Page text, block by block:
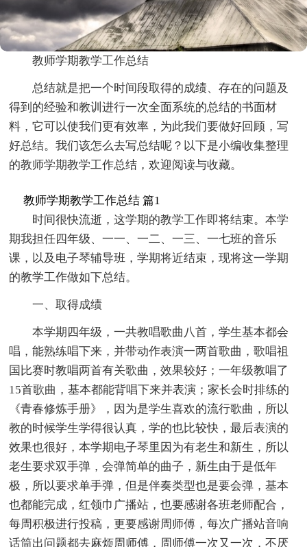
教师学期教学工作总结
总结就是把一个时间段取得的成绩、存在的问题及
得到的经验和教训进行一次全面系统的总结的书面材
料，它可以使我们更有效率，为此我们要做好回顾，写
好总结。我们该怎么去写总结呢？以下是小编收集整理
的教师学期教学工作总结，欢迎阅读与收藏。
教师学期教学工作总结 篇1
时间很快流逝，这学期的教学工作即将结束。本学
期我担任四年级、一一、一二、一三、一七班的音乐
课，以及电子琴辅导班，学期将近结束，现将这一学期
的教学工作做如下总结。
一、取得成绩
本学期四年级，一共教唱歌曲八首，学生基本都会
唱，能熟练唱下来，并带动作表演一两首歌曲，歌唱祖
国比赛时教唱两首有关歌曲，效果较好；一年级教唱了
15首歌曲，基本都能背唱下来并表演；家长会时排练的
《青春修炼手册》，因为是学生喜欢的流行歌曲，所以
教的时候学生学得很认真，学的也比较快，最后表演的
效果也很好，本学期电子琴里因为有老生和新生，所以
老生要求双手弹，会弹简单的曲子，新生由于是低年
极，所以要求单手弹，但是伴奏类型也是要会弹，基本
也都能完成，红领巾广播站，也要感谢各班老师配合，
每周积极进行投稿，更要感谢周师傅，每次广播站音响
话筒出问题都去麻烦周师傅，周师傅一次又一次，不厌